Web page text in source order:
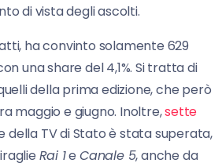
di vista degli ascolti.
ha convinto solamente 629
una share del 4,1%. Si tratta di
della prima edizione, che però
maggio e giugno. Inoltre,sette
della TV di Stato è stata superata,
Rai 1eCanale 5, anche da